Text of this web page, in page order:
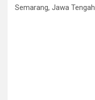
Semarang, Jawa